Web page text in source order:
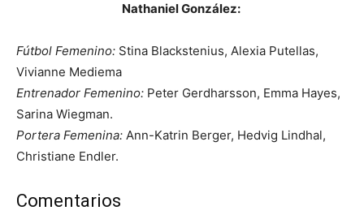
Nathaniel González:
Fútbol Femenino: Stina Blackstenius, Alexia Putellas,
Vivianne Mediema
Entrenador Femenino: Peter Gerdharsson, Emma Hayes,
Sarina Wiegman.
Portera Femenina: Ann-Katrin Berger, Hedvig Lindhal,
Christiane Endler.
Comentarios